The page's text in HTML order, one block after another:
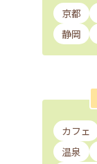
京都
静岡
カフェ
温泉